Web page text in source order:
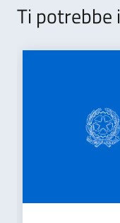
Ti potrebbe